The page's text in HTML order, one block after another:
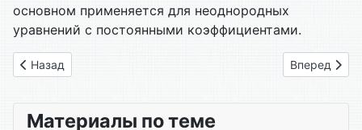
основном применяется для неоднородных
уравнений с постоянными коэффициентами.
Предыдущий: 20. Линейные однородные
Назад Следующий:
Вперед
Материалы по теме